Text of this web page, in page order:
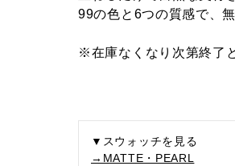
99の色と6つの質感で、
※在庫なくなり次第終了
▼スウォッチを見る
→MATTE・PEARL